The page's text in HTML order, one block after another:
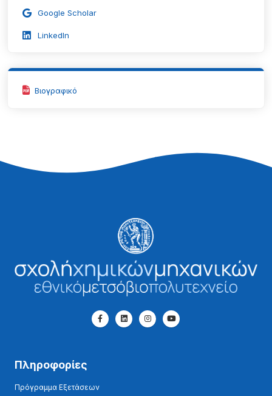
Google Scholar
LinkedIn
Βιογραφικό
Πληροφορίες
Πρόγραμμα Εξετάσεων